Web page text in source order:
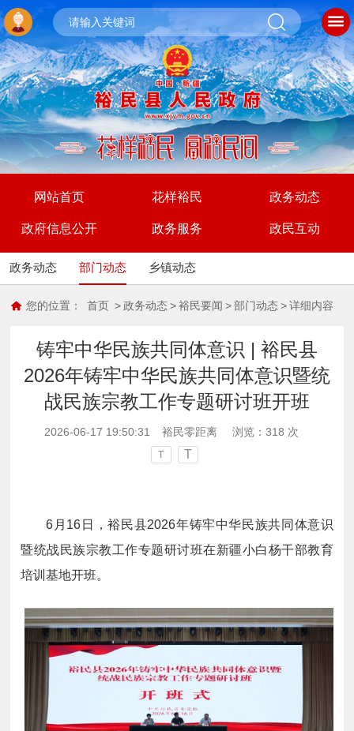
网站首页 花样裕民 政务动态
政府信息公开 政务服务 政民互动
政务动态 部门动态 乡镇动态
您的位置： 首页 > 政务动态 > 裕民要闻 > 部门动态 > 详细内容
铸牢中华民族共同体意识 | 裕民县
2026年铸牢中华民族共同体意识暨统
战民族宗教工作专题研讨班开班
2026-06-17 19:50:31 裕民零距离 浏览： 318 次
T T
6月16日，裕民县2026年铸牢中华民族共同体意识
暨统战民族宗教工作专题研讨班在新疆小白杨干部教育
培训基地开班。